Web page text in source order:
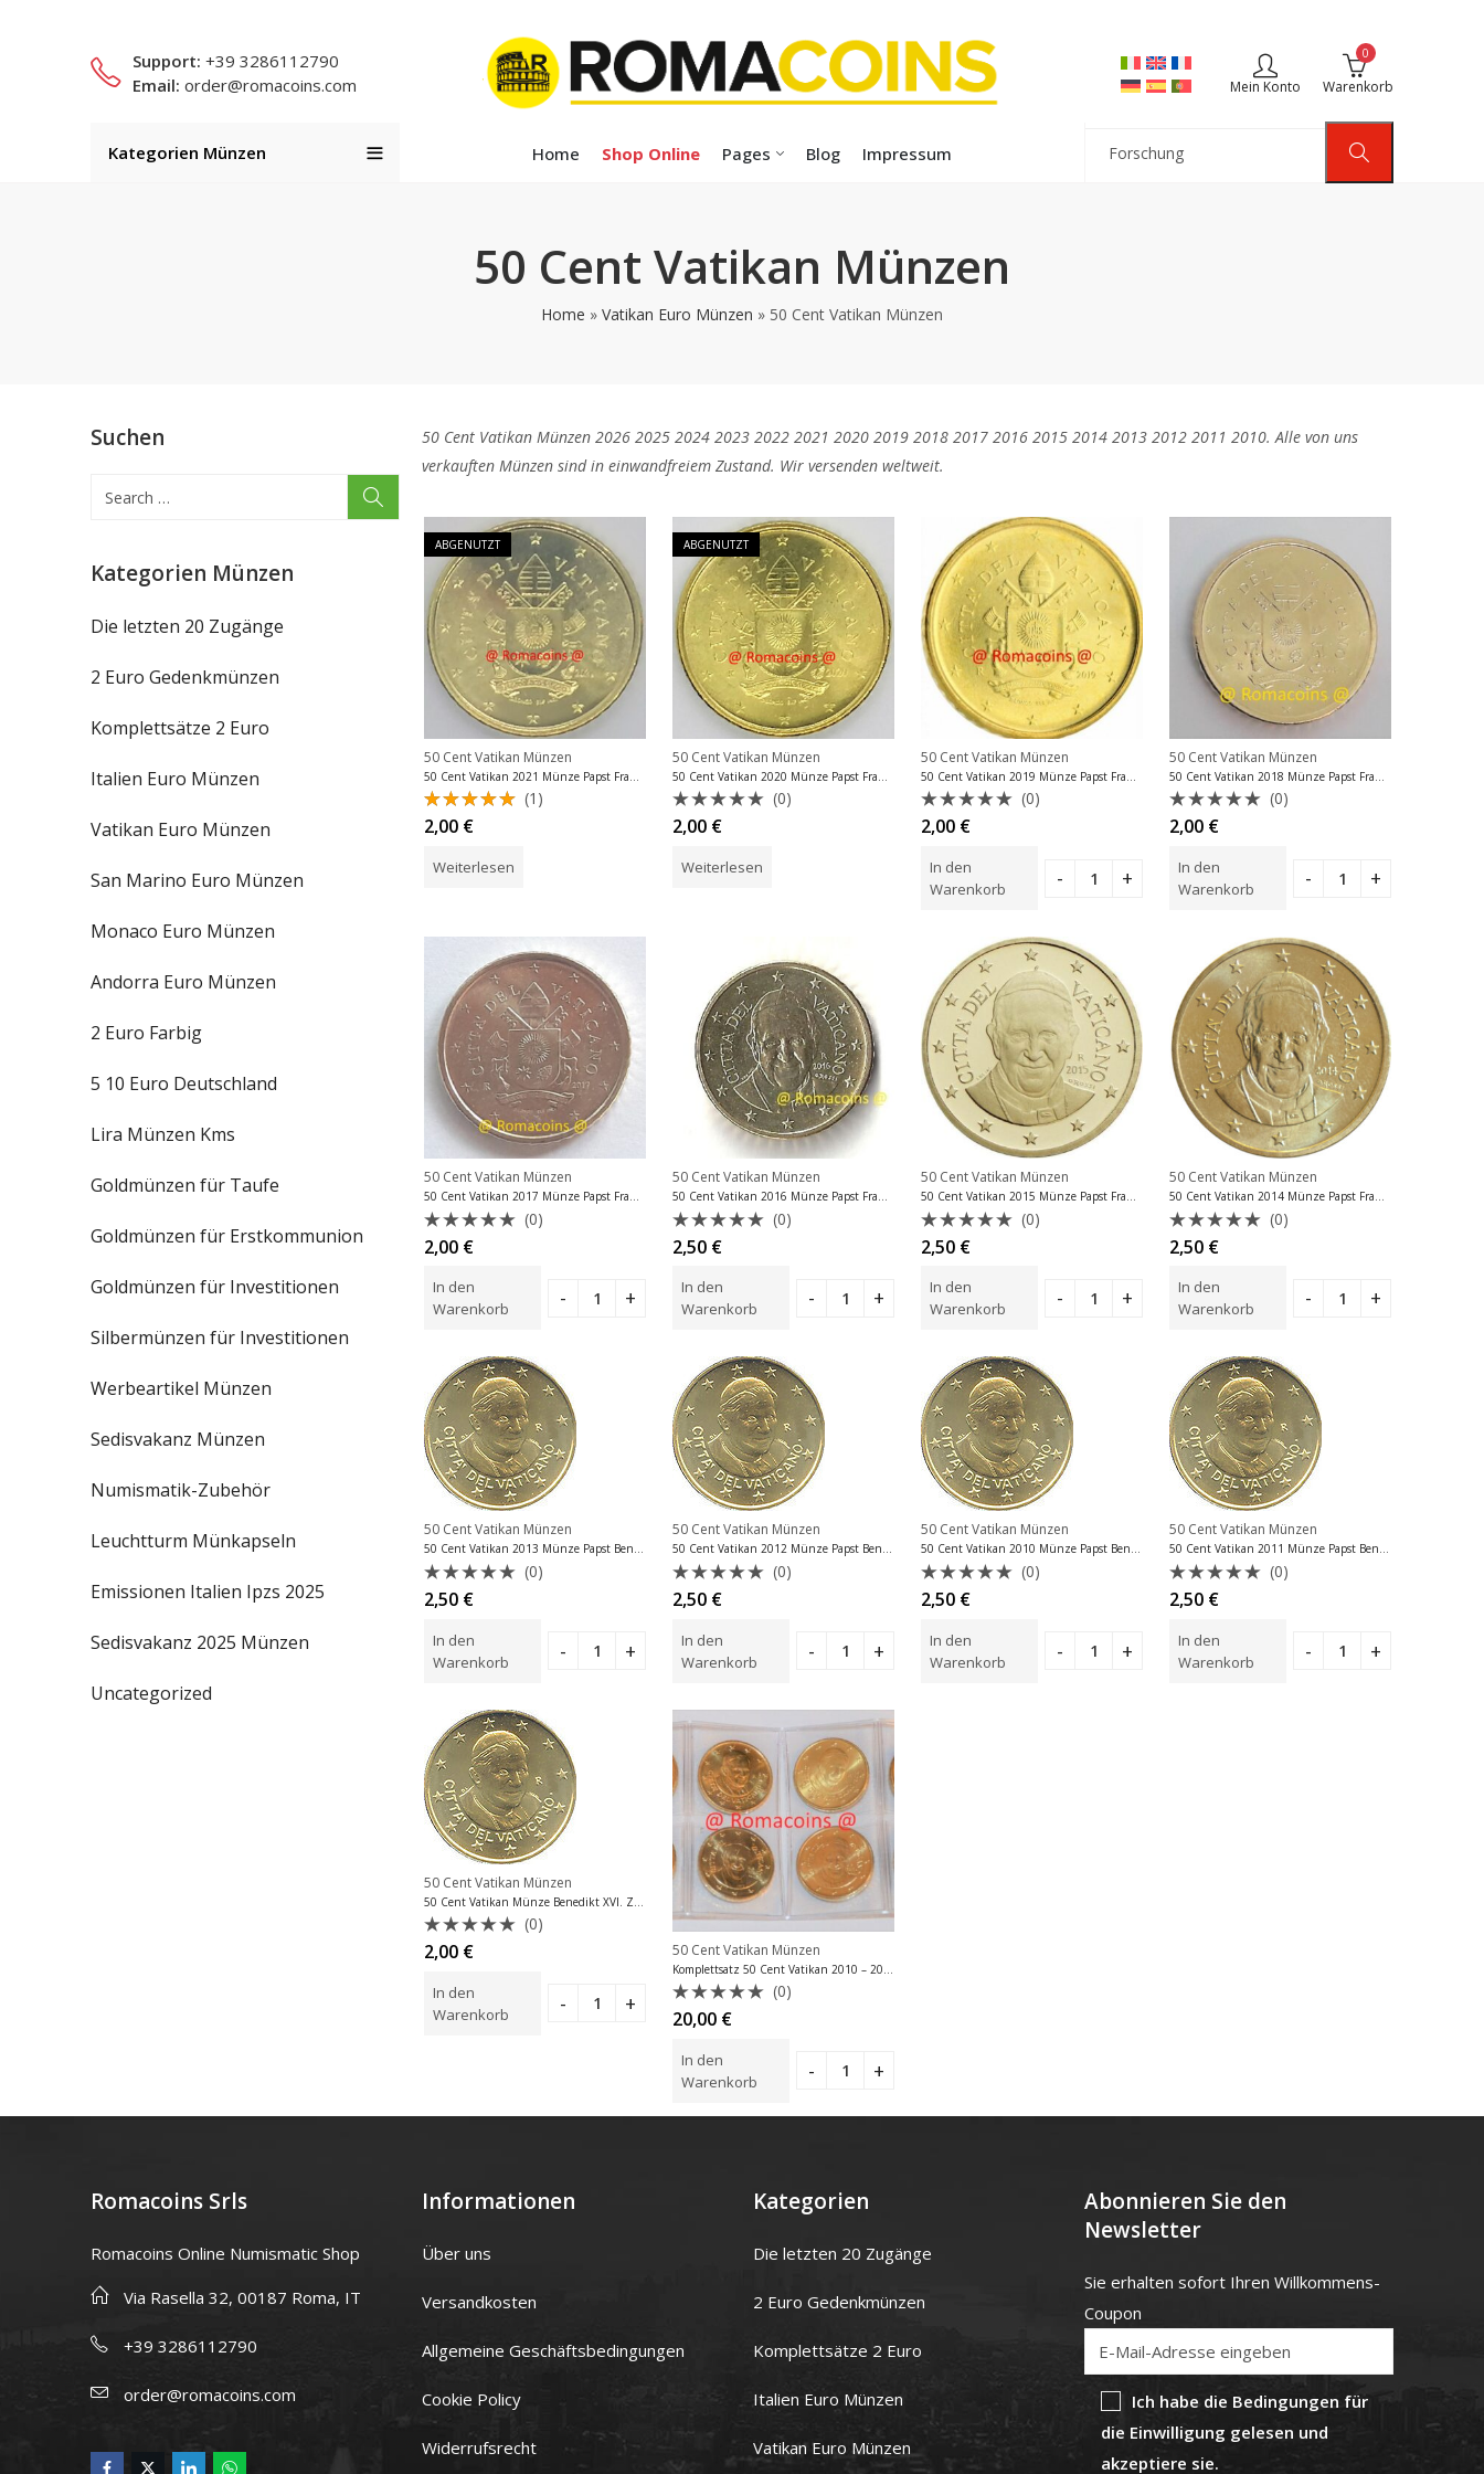
Support: +39 3286112790
Email: order@romacoins.com Mein Konto
0
Warenkorb
Kategorien Münzen Home Shop Online Pages Blog Impressum
50 Cent Vatikan Münzen
Home » Vatikan Euro Münzen » 50 Cent Vatikan Münzen
50 Cent Vatikan Münzen 2026 2025 2024 2023 2022 2021 2020 2019 2018 2017 2016 2015 2014 2013 2012 2011 2010. Alle von uns
verkauften Münzen sind in einwandfreiem Zustand. Wir versenden weltweit.
ABGENUTZT
50 Cent Vatikan Münzen
50 Cent Vatikan 2021 Münze Papst Franziskus
Bewertet
mit 5.00
(1)
2,00 €
Weiterlesen
ABGENUTZT
50 Cent Vatikan Münzen
50 Cent Vatikan 2020 Münze Papst Franziskus
Bewertet
mit
von
(0)
2,00 €
Weiterlesen
50 Cent Vatikan Münzen
50 Cent Vatikan 2019 Münze Papst Franziskus
Bewertet
mit
von
5
(0)
2,00 €
In den
Warenkorb
50 Cent Vatikan Münzen
50 Cent Vatikan 2018 Münze Papst Franziskus
Bewertet
mit
von
5
(0)
2,00 €
In den
Warenkorb
50 Cent Vatikan Münzen
50 Cent Vatikan 2017 Münze Papst Franziskus
Bewertet
mit
0
von
5
(0)
2,00 €
In den
Warenkorb
50 Cent Vatikan Münzen
50 Cent Vatikan 2016 Münze Papst Franziskus
Bewertet
mit
0
von
5
(0)
2,50 €
In den
Warenkorb
50 Cent Vatikan Münzen
50 Cent Vatikan 2015 Münze Papst Franziskus
Bewertet
mit
0
von
5
(0)
2,50 €
In den
Warenkorb
50 Cent Vatikan Münzen
50 Cent Vatikan 2014 Münze Papst Franziskus
Bewertet
mit
0
von
5
(0)
2,50 €
In den
Warenkorb
50 Cent Vatikan Münzen
50 Cent Vatikan 2013 Münze Papst Benedikt XVI
Bewertet
mit
von
5
(0)
2,50 €
In den
Warenkorb
50 Cent Vatikan Münzen
50 Cent Vatikan 2012 Münze Papst Benedikt XVI
Bewertet
mit
von
5
(0)
2,50 €
In den
Warenkorb
50 Cent Vatikan Münzen
50 Cent Vatikan 2010 Münze Papst Benedikt XVI
Bewertet
mit
von
5
(0)
2,50 €
In den
Warenkorb
50 Cent Vatikan Münzen
50 Cent Vatikan 2011 Münze Papst Benedikt XVI
Bewertet
mit
von
5
(0)
2,50 €
In den
Warenkorb
50 Cent Vatikan Münzen
Bewertet
mit
von
5
(0)
2,00 €
In den
Warenkorb
50 Cent Vatikan Münzen
Bewertet
mit
von
5
(0)
20,00 €
In den
Warenkorb
Suchen
Kategorien Münzen
Die letzten 20 Zugänge
2 Euro Gedenkmünzen
Komplettsätze 2 Euro
Italien Euro Münzen
Vatikan Euro Münzen
San Marino Euro Münzen
Monaco Euro Münzen
Andorra Euro Münzen
2 Euro Farbig
5 10 Euro Deutschland
Lira Münzen Kms
Goldmünzen für Taufe
Goldmünzen für Erstkommunion
Goldmünzen für Investitionen
Silbermünzen für Investitionen
Werbeartikel Münzen
Sedisvakanz Münzen
Numismatik-Zubehör
Leuchtturm Münkapseln
Emissionen Italien Ipzs 2025
Sedisvakanz 2025 Münzen
Uncategorized
Romacoins Srls
Romacoins Online Numismatic Shop
Via Rasella 32, 00187 Roma, IT
+39 3286112790
order@romacoins.com
Informationen
Über uns
Versandkosten
Allgemeine Geschäftsbedingungen
Cookie Policy
Widerrufsrecht
Kategorien
Die letzten 20 Zugänge
2 Euro Gedenkmünzen
Komplettsätze 2 Euro
Italien Euro Münzen
Vatikan Euro Münzen
Abonnieren Sie den
Newsletter
Sie erhalten sofort Ihren Willkommens-
Coupon
Ich habe die Bedingungen für
die Einwilligung gelesen und
akzeptiere sie.